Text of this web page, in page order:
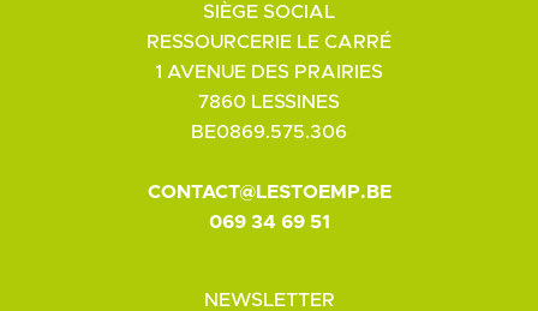
SIÈGE SOCIAL
RESSOURCERIE LE CARRÉ
1 AVENUE DES PRAIRIES
7860 LESSINES
BE0869.575.306
CONTACT@LESTOEMP.BE
069 34 69 51
NEWSLETTER